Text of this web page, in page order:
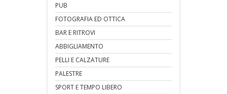
PUB
FOTOGRAFIA ED OTTICA
BAR E RITROVI
ABBIGLIAMENTO
PELLI E CALZATURE
PALESTRE
SPORT E TEMPO LIBERO